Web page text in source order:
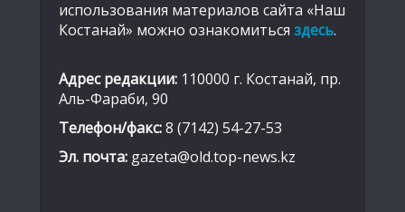
использования материалов сайта «Наш
Костанай» можно ознакомиться здесь.
Адрес редакции: 110000 г. Костанай, пр.
Аль-Фараби, 90
Телефон/факс:8 (7142) 54-27-53
Эл. почта: gazeta@old.top-news.kz